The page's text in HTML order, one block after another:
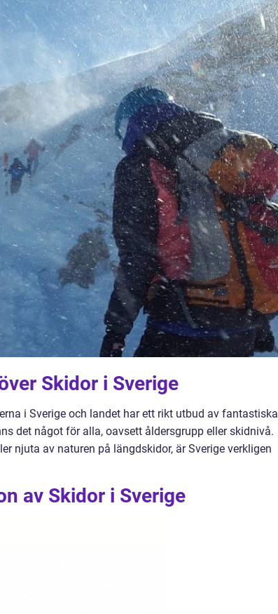
Skidor i Sverige
i Sverige och landet har ett rikt utbud av fantastiska
det något för alla, oavsett åldersgrupp eller skidnivå.
njuta av naturen på längdskidor, är Sverige verkligen
av Skidor i Sverige